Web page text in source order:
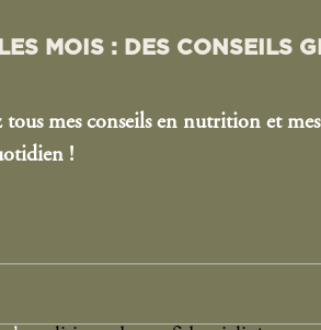
MOIS : DES CONSEILS
tous mes conseils en nutrition et
!